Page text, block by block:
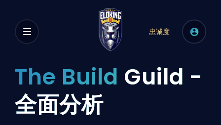
忠诚度
The Build Guild -
全面分析